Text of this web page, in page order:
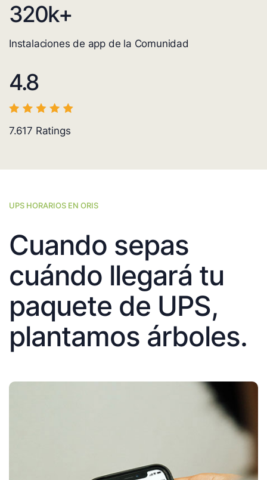
320k+
Instalaciones de app de la Comunidad
4.8
7.617 Ratings
UPS HORARIOS EN ORIS
Cuando sepas
cuándo llegará tu
paquete de UPS,
plantamos árboles.